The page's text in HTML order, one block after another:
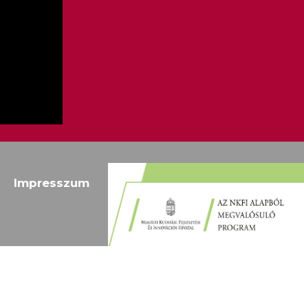
Impresszum
Megfosz